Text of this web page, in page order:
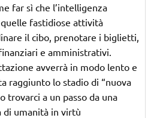
far sì che l’intelligenza
fastidiose attività
il cibo, prenotare i biglietti,
e amministrativi.
avverrà in modo lento e
raggiunto lo stadio di “nuova
trovarci a un passo da una
di umanità in virtù